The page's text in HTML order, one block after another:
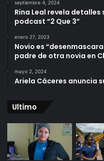
septiembre 4, 2024
Rina Leal revela detalles
podcast “2 Que 3”
enero 27, 2023
Novio es
padre de otra novia en
mayo 2, 2024
Ariela Cáceres anuncia
Ultimo